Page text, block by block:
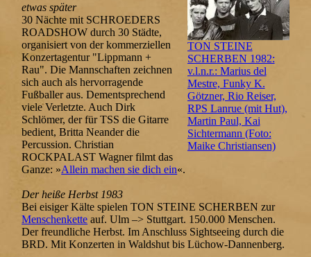
TON STEINE
SCHERBEN 1982:
v.l.n.r.: Marius del
Mestre, Funky K.
Götzner, Rio Reiser,
RPS Lanrue (mit Hut),
Martin Paul, Kai
Sichtermann (Foto:
Maike Christiansen)
etwas später
30 Nächte mit SCHROEDERS
ROADSHOW durch 30 Städte,
organisiert von der kommerziellen
Konzertagentur "Lippmann +
Rau". Die Mannschaften zeichnen
sich auch als hervorragende
Fußballer aus. Dementsprechend
viele Verletzte. Auch Dirk
Schlömer, der für TSS die Gitarre
bedient, Britta Neander die
Percussion. Christian
ROCKPALAST Wagner filmt das
Ganze: »Allein machen sie dich ein«.
Der heiße Herbst 1983
Bei eisiger Kälte spielen TON STEINE SCHERBEN zur
Menschenkette auf. Ulm –> Stuttgart. 150.000 Menschen.
Der freundliche Herbst. Im Anschluss Sightseeing durch die
BRD. Mit Konzerten in Waldshut bis Lüchow-Dannenberg.